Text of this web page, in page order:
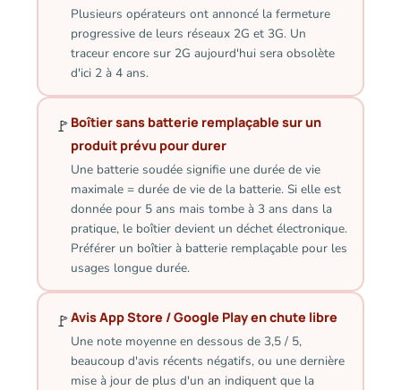
Plusieurs opérateurs ont annoncé la fermeture
progressive de leurs réseaux 2G et 3G. Un
traceur encore sur 2G aujourd'hui sera obsolète
d'ici 2 à 4 ans.
🚩 Boîtier sans batterie remplaçable sur un
produit prévu pour durer
Une batterie soudée signifie une durée de vie
maximale = durée de vie de la batterie. Si elle est
donnée pour 5 ans mais tombe à 3 ans dans la
pratique, le boîtier devient un déchet électronique.
Préférer un boîtier à batterie remplaçable pour les
usages longue durée.
🚩Avis App Store / Google Play en chute libre
Une note moyenne en dessous de 3,5 / 5,
beaucoup d'avis récents négatifs, ou une dernière
mise à jour de plus d'un an indiquent que la